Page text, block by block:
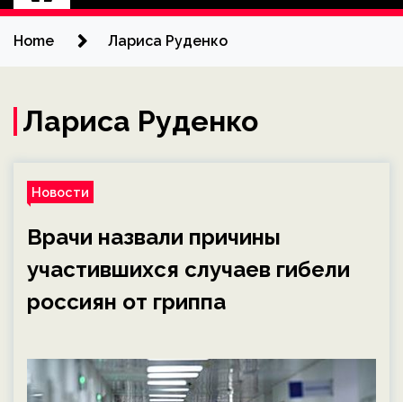
Home Лариса Руденко
Лариса Руденко
Новости
Врачи назвали причины
участившихся случаев гибели
россиян от гриппа